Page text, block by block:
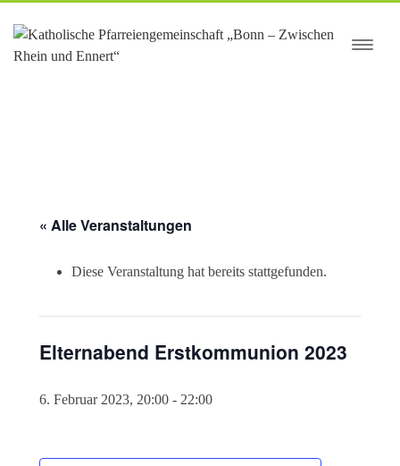
springen
« Alle Veranstaltungen
Diese Veranstaltung hat bereits stattgefunden.
Elternabend Erstkommunion 2023
6. Februar 2023, 20:00 - 22:00